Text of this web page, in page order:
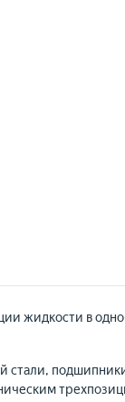
жидкости в
стали,